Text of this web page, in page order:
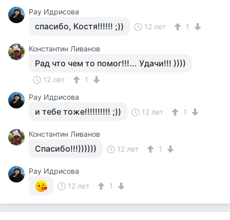
Рау Идрисова
спасибо, Костя!!!!!! ;)) 12 лет 1
Константин Ливанов
Рад что чем то помог!!!... Удачи!!! ))))
12 лет
1
Рау Идрисова
и тебе тоже!!!!!!!!!! ;)) 12 лет 1
Константин Ливанов
Спасибо!!!)))))) 12 лет 1
Рау Идрисова
12 лет
1